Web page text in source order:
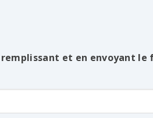
et en envoyant